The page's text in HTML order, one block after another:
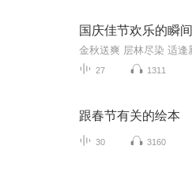
国庆佳节欢乐的瞬间
27 1311
跟春节有关的绘本
30 3160